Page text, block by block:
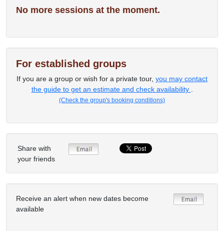
No more sessions at the moment.
For established groups
If you are a group or wish for a private tour, you may contact
the guide to get an estimate and check availability
(Check the group's booking conditions)
Share with
your friends
Receive an alert when new dates become
available